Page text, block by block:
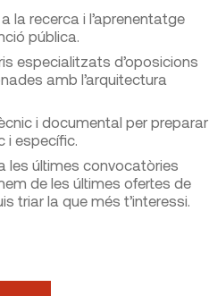
la recerca i l’aprenentatge
pública.
especialitzats d’oposicions
amb l’arquitectura
i documental per preparar
i específic.
les últimes convocatòries
de les últimes ofertes de
triar la que més t’interessi.